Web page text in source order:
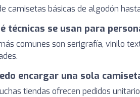
camisetas básicas de algodón
técnicas se usan para
comunes son serigrafía, vinilo
encargar una sola
tiendas ofrecen pedidos